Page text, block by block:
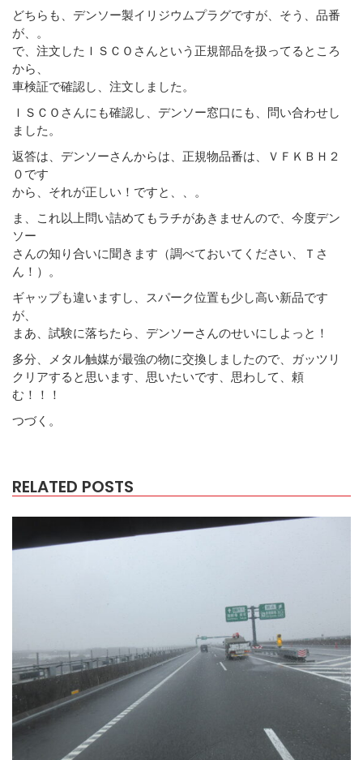
どちらも、デンソー製イリジウムプラグですが、そう、品番
が、。
で、注文したＩＳＣＯさんという正規部品を扱ってるところ
から、
車検証で確認し、注文しました。
ＩＳＣＯさんにも確認し、デンソー窓口にも、問い合わせし
ました。
返答は、デンソーさんからは、正規物品番は、ＶＦＫＢＨ２
０です
から、それが正しい！ですと、、。
ま、これ以上問い詰めてもラチがあきませんので、今度デン
ソー
さんの知り合いに聞きます（調べておいてください、Ｔさ
ん！）。
ギャップも違いますし、スパーク位置も少し高い新品です
が、
まあ、試験に落ちたら、デンソーさんのせいにしよっと！
多分、メタル触媒が最強の物に交換しましたので、ガッツリ
クリアすると思います、思いたいです、思わして、頼
む！！！
つづく。
RELATED POSTS